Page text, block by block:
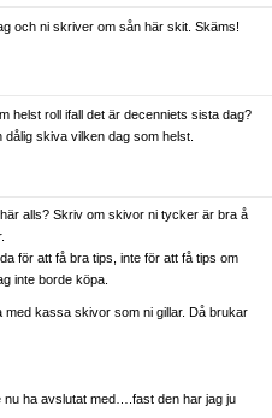
och ni skriver om sån här skit. Skäms!
helst roll ifall det är decenniets sista dag?
dålig skiva vilken dag som helst.
alls? Skriv om skivor ni tycker är bra å
för att få bra tips, inte för att få tips om
inte borde köpa.
med kassa skivor som ni gillar. Då brukar
nu ha avslutat med….fast den har jag ju